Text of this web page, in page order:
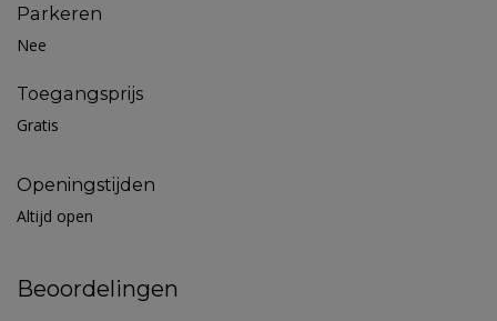
Parkeren
Nee
Toegangsprijs
Gratis
Openingstijden
Altijd open
Beoordelingen